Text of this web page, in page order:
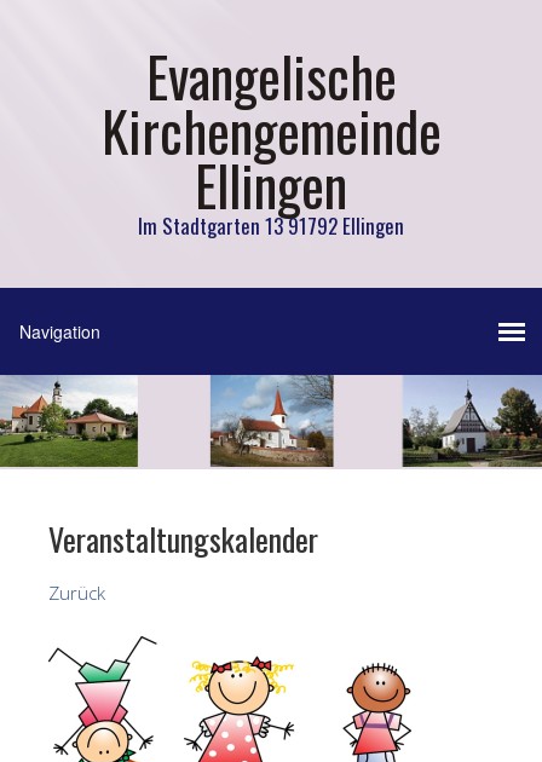
Evangelische
Kirchengemeinde
Ellingen
Im Stadtgarten 13 91792 Ellingen
Veranstaltungskalender
Zurück